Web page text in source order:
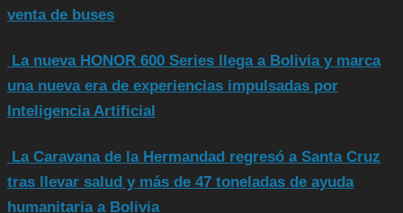
venta de buses
La nueva HONOR 600 Series llega a Bolivia y marca
una nueva era de experiencias impulsadas por
Inteligencia Artificial
La Caravana de la Hermandad regresó a Santa Cruz
tras llevar salud y más de 47 toneladas de ayuda
humanitaria a Bolivia